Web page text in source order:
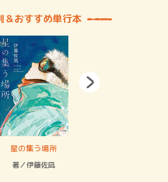
＆おすすめ単行本
星の集う場所
著／伊藤佐凪